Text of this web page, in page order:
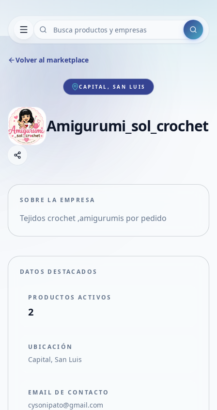
Buscar
Volver al marketplace
CAPITAL, SAN LUIS
Amigurumi_sol_crochet
Compartir empresa
Compartir en X
SOBRE LA EMPRESA
Tejidos crochet ,amigurumis por pedido
DATOS DESTACADOS
PRODUCTOS ACTIVOS
2
UBICACIÓN
Capital, San Luis
EMAIL DE CONTACTO
cysonipato@gmail.com